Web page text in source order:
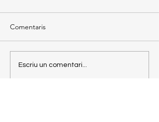
Comentaris
Escriu un comentari...